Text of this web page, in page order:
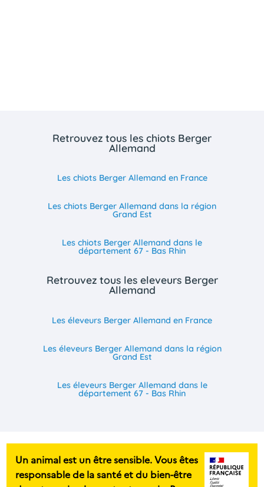
Retrouvez tous les chiots Berger
Allemand
Les chiots Berger Allemand en France
Les chiots Berger Allemand dans la région
Grand Est
Les chiots Berger Allemand dans le
département 67 - Bas Rhin
Retrouvez tous les eleveurs Berger
Allemand
Les éleveurs Berger Allemand en France
Les éleveurs Berger Allemand dans la région
Grand Est
Les éleveurs Berger Allemand dans le
département 67 - Bas Rhin
Un animal est un être sensible. Vous êtes
responsable de la santé et du bien-être